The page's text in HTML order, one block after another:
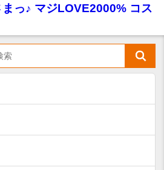
っ♪ マジLOVE2000% コス